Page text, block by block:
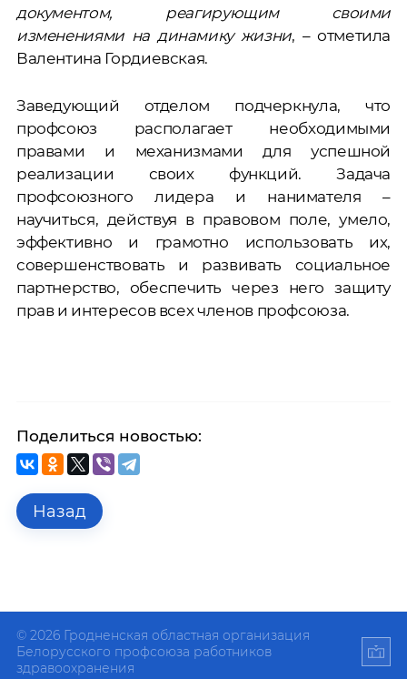
документом, реагирующим своими
изменениями на динамику жизни, – отметила
Валентина Гордиевская.
Заведующий отделом подчеркнула, что
профсоюз располагает необходимыми
правами и механизмами для успешной
реализации своих функций. Задача
профсоюзного лидера и нанимателя –
научиться, действуя в правовом поле, умело,
эффективно и грамотно использовать их,
совершенствовать и развивать социальное
партнерство, обеспечить через него защиту
прав и интересов всех членов профсоюза.
Поделиться новостью:
Назад
© 2026 Гродненская областная организация
Белорусского профсоюза работников
здравоохранения